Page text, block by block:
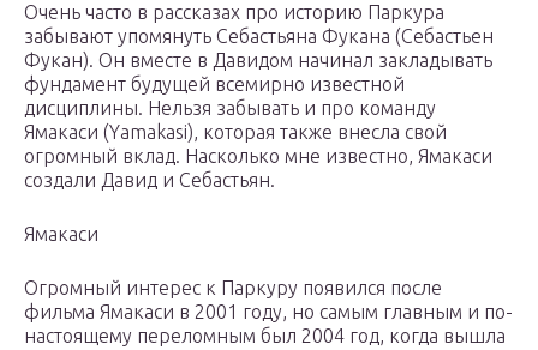
Очень часто в рассказах про историю Паркура
забывают упомянуть Себастьяна Фукана (Себастьен
Фукан). Он вместе в Давидом начинал закладывать
фундамент будущей всемирно известной
дисциплины. Нельзя забывать и про команду
Ямакаси (Yamakasi), которая также внесла свой
огромный вклад. Насколько мне известно, Ямакаси
создали Давид и Себастьян.
Ямакаси
Огромный интерес к Паркуру появился после
фильма Ямакаси в 2001 году, но самым главным и по-
настоящему переломным был 2004 год, когда вышла